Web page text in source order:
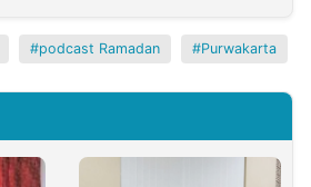
podcast Ramadan Purwakarta